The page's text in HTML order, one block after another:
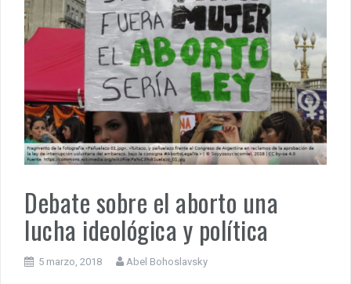
Debate sobre el aborto una
lucha ideológica y política
5 marzo, 2018 Abel Bohoslavsky